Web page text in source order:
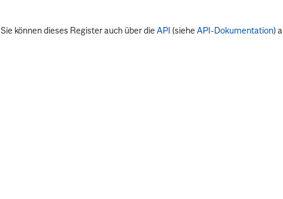
Sie können dieses Register auch über dieAPI (sieheAPI-Dokumentation)